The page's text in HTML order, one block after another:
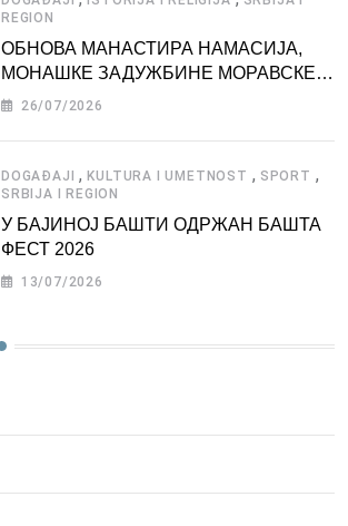
REGION
ОБНОВА МАНАСТИРА НАМАСИЈА,
МОНАШКЕ ЗАДУЖБИНЕ МОРАВСКЕ
СРБИЈЕ
26/07/2026
DOGAĐAJI ,KULTURA I UMETNOST , SPORT ,
SRBIJA I REGION
У БАЈИНОЈ БАШТИ ОДРЖАН БАШТА
ФЕСТ 2026
13/07/2026